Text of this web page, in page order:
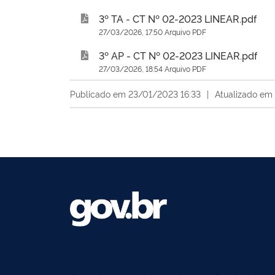
3º TA - CT Nº 02-2023 LINEAR.pdf
27/03/2026, 17:50 Arquivo PDF
3º AP - CT Nº 02-2023 LINEAR.pdf
27/03/2026, 18:54 Arquivo PDF
Publicado em 23/01/2023 16:33 | Atualizado